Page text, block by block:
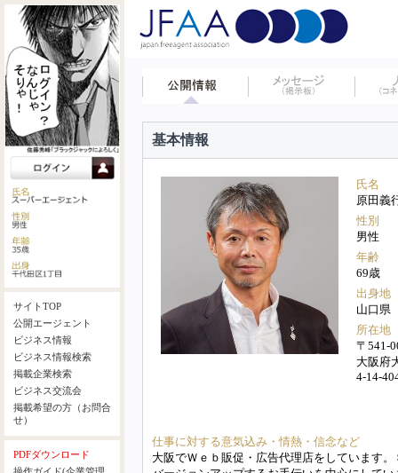
サイトTOP
公開エージェント
ビジネス情報
ビジネス情報検索
掲載企業検索
ビジネス交流会
掲載希望の方（お問合
せ）
PDFダウンロード
基本情報
氏名
原田義
性別
男性
年齢
69歳
出身地
山口県
所在地
〒541-
大阪府
4-14-
仕事に対する意気込み・情熱・信念など
大阪でＷｅｂ販促・広告代理店をしています